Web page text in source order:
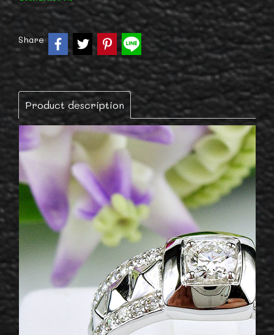
Share
Product description